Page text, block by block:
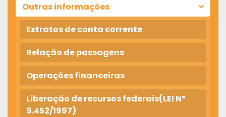
Outras informações
Extratos de conta corrente
Relação de passagens
Operações financeiras
Liberação de recursos federais(LEI Nº
9.452/1997)